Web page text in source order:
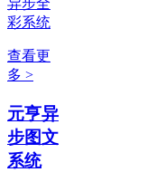
查看更
多 >
元亨异
步图文
系统